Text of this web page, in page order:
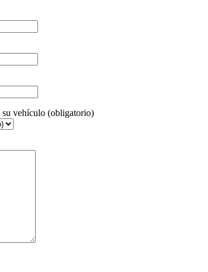
su vehículo (obligatorio)